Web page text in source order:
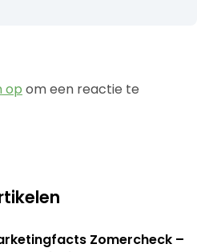
op om een reactie te
Zomercheck –